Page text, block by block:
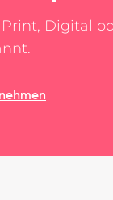
Digital